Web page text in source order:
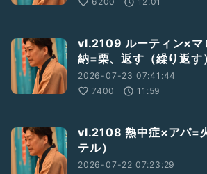
vl.2109 ルーティン×マ
納=栗、返す（繰り返す）
2026-07-23 07:41:44
7400
11:59
vl.2108 熱中症×アパ=
テル）
2026-07-22 07:23:29